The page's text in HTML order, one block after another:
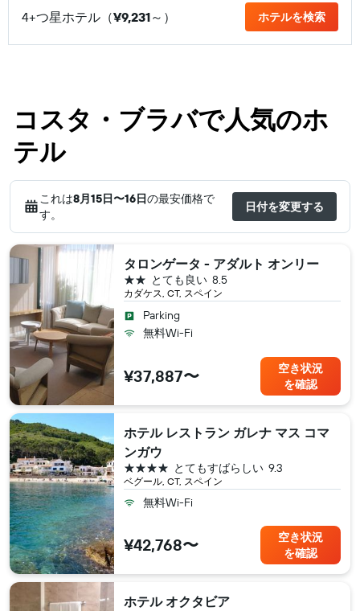
4+つ星ホテル（¥9,231​～） ホテルを検索
コスタ・ブラバで人気のホ
テル
これは8月15日​〜16日の最安価格で
す。
日付を変更する
タロンゲータ - アダルト オンリー
カダケス, CT, スペイン
8.5
とても良い
2つ星
Parking
無料Wi-Fi
¥37,887〜
空き状況
を確認
ホテル レストラン ガレナ マス コマ
ンガウ
ベグール, CT, スペイン
9.3
とてもすばらしい
4つ星
無料Wi-Fi
¥42,768〜
空き状況
を確認
ホテル オクタビア